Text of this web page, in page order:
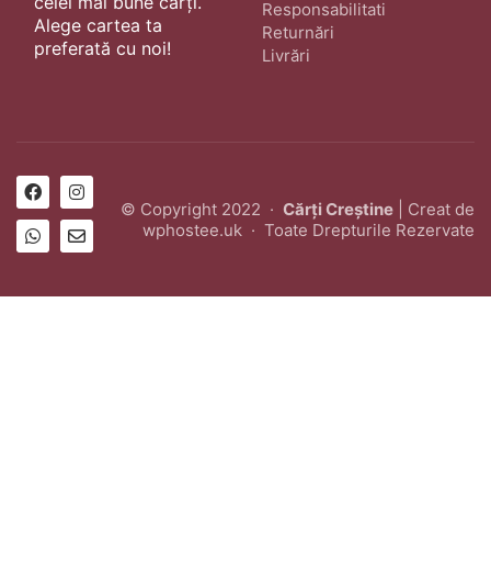
Alege cartea ta
preferată cu noi!
Responsabilitati
Returnări
Livrări
© Copyright 2022 · Cărți Creștine | Creat de
wphostee.uk · Toate Drepturile Rezervate